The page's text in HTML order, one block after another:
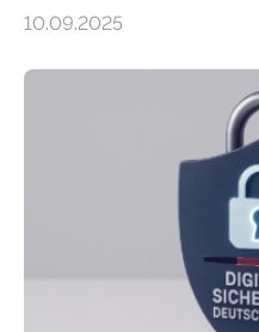
sich CAVECORE – ein
koordiniert wird. Ab dem
über einen Zeitraum von
Promovierende im
kognitiven Robotern
die mittels Sensoren ihre
Informationen verarbeiten
10.09.2025